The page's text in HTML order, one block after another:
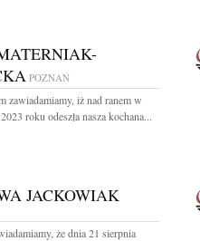
POZNAŃ
zawiadamiamy, iż nad ranem w
roku odeszła nasza kochana...
JACKOWIAK
że dnia 21 sierpnia